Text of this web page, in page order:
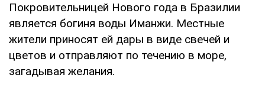
Покровительницей Нового года в Бразилии
является богиня воды Иманжи. Местные
жители приносят ей дары в виде свечей и
цветов и отправляют по течению в море,
загадывая желания.